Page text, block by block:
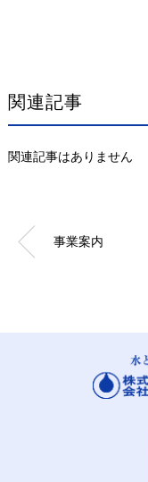
関連記事
関連記事はありません
事業案内